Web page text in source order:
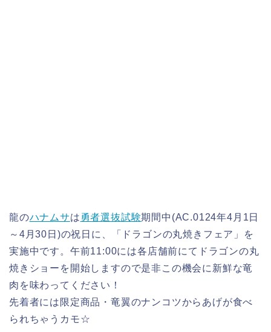
龍のハナムサは 勇者選抜試験期間中(AC.0124年4月1日
～4月30日)の祝日に、「ドラゴンの丸焼きフェア」を
実施中です。午前11:00には各店舗前にてドラゴンの丸
焼きショーを開始しますので是非この機会に新鮮な竜
肉を味わってください！
先着者には限定商品・竜翼のナンコツからあげが食べ
られちゃうカモ☆